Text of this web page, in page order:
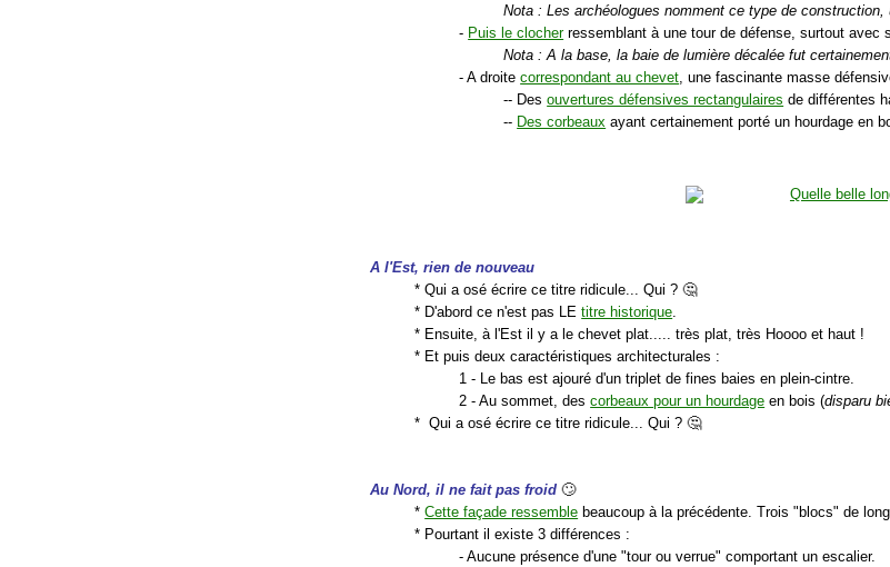
Nota : Les archéologues nomment ce type de construction,
- Puis le clocherressemblant à une tour de défense, surtout avec
Nota : A la base, la baie de lumière décalée fut
- A droitecorrespondant au chevet, une fascinante masse
-- Desouvertures défensives rectangulaires de différentes
-- Des corbeaux ayant certainement porté un hourdage en
A l'Est, rien de nouveau
* Qui a osé écrire ce titre ridicule... Qui ? 🤔
* D'abord ce n'est pas LEtitre historique.
* Ensuite, à l'Est il y a le chevet plat..... très plat, très Hoooo et haut !
* Et puis deux caractéristiques architecturales :
1 - Le bas est ajouré d'un triplet de fines baies en plein-cintre.
2 - Au sommet, descorbeaux pour un hourdage en bois (disparu
* Qui a osé écrire ce titre ridicule... Qui ? 🤔
Au Nord, il ne fait pas froid🙄
*Cette façade ressemble beaucoup à la précédente. Trois "blocs" de
* Pourtant il existe 3 différences :
- Aucune présence d'une "tour ou verrue" comportant un escalier.